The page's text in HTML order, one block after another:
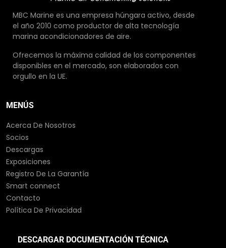
MBC Marine es una empresa húngara activo, desde
el año 2010 como productor de alta tecnología
marina acondicionadores de aire.
Ofrecemos la máxima calidad de los componentes
disponibles en el mercado, son elaborados con
orgullo en la UE.
MENÚS
Acerca De Nosotros
Socios
Descargas
Exposiciones
Registro De La Garantía
Smart connect
Contacto
Política De Privacidad
DESCARGAR DOCUMENTACIÓN TÉCNICA